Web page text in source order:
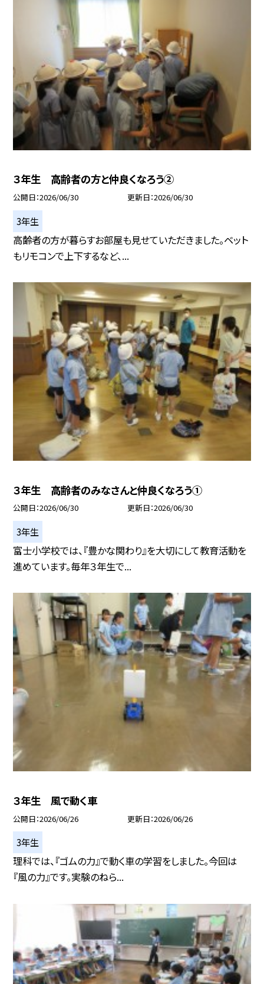
３年生 高齢者の方と仲良くなろう②
公開日 2026/06/30 更新日 2026/06/30
3年生
高齢者の方が暮らすお部屋も見せていただきました。ベット
もリモコンで上下するなど、...
３年生 高齢者のみなさんと仲良くなろう①
公開日 2026/06/30 更新日 2026/06/30
3年生
富士小学校では、『豊かな関わり』を大切にして教育活動を
進めています。毎年３年生で...
３年生 風で動く車
公開日 2026/06/26 更新日 2026/06/26
3年生
理科では、『ゴムの力』で動く車の学習をしました。今回は
『風の力』です。実験のねら...